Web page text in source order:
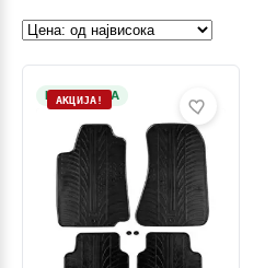
НА ЗАЛИХА
АКЦИЈА!